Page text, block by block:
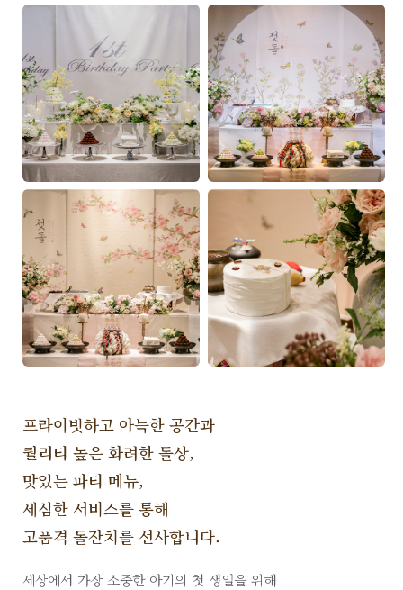
프라이빗하고 아늑한 공간과
퀄리티 높은 화려한 돌상,
맛있는 파티 메뉴,
세심한 서비스를 통해
고품격 돌잔치를 선사합니다.
세상에서 가장 소중한 아기의 첫 생일을 위해